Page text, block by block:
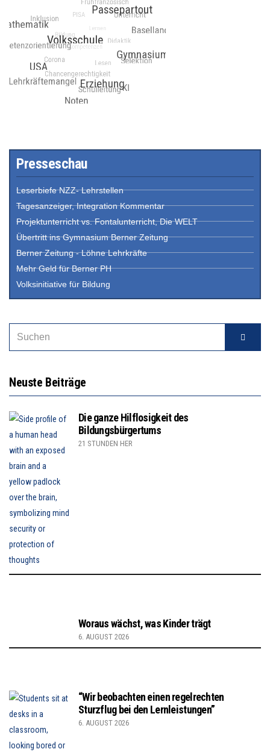
Presseschau
Leserbiefe NZZ- Lehrstellen
Tagesanzeiger, Integration Kommentar
Projektunterricht vs. Fontalunterricht, Die WELT
Übertritt ins Gymnasium Berner Zeitung
Berner Zeitung - Löhne Lehrkräfte
Mehr Geld für Berner PH
Volksinitiative für Bildung
Neuste Beiträge
Die ganze Hilflosigkeit des
Bildungsbürgertums
21 STUNDEN HER
Woraus wächst, was Kinder trägt
6. AUGUST 2026
“Wir beobachten einen regelrechten
Sturzflug bei den Lernleistungen”
6. AUGUST 2026